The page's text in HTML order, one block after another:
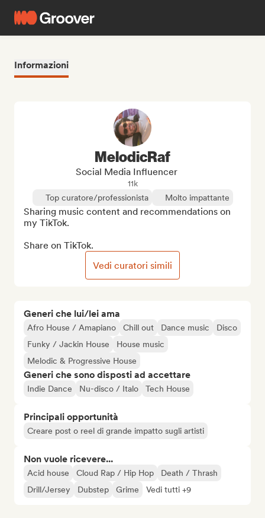
Informazioni
Generi che lui/lei ama
Afro House / Amapiano Chill out Dance music
Disco
Funky / Jackin House
House music
Melodic & Progressive House
Generi che sono disposti ad accettare
Indie Dance Nu-disco / Italo Tech House
Principali opportunità
Creare post o reel di grande impatto sugli artisti
Non vuole ricevere...
Acid house Cloud Rap / Hip Hop
Death / Thrash
Drill/Jersey
Dubstep Grime Vedi tutti +9
MelodicRaf
Social Media Influencer
11k
Top curatore/professionista
Molto impattante
Sharing music content and recommendations on
my TikTok.
Share on TikTok.
Vedi curatori simili